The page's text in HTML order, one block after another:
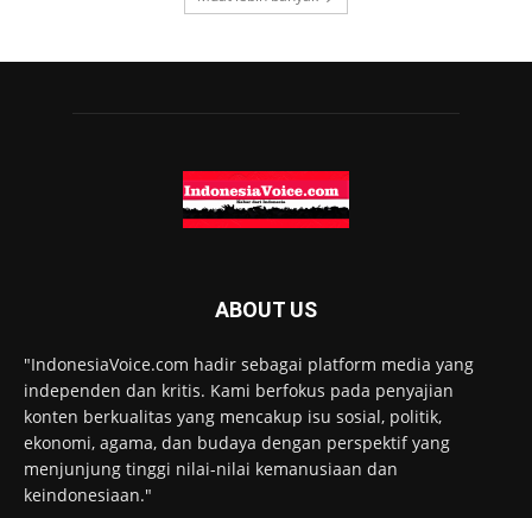
ABOUT US
"IndonesiaVoice.com hadir sebagai platform media yang
independen dan kritis. Kami berfokus pada penyajian
konten berkualitas yang mencakup isu sosial, politik,
ekonomi, agama, dan budaya dengan perspektif yang
menjunjung tinggi nilai-nilai kemanusiaan dan
keindonesiaan."